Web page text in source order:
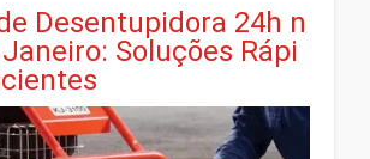
Desentupidora 24h n
Soluções Rápi